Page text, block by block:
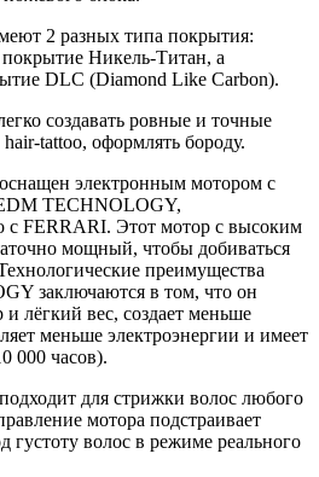
2 разных типа покрытия:
Никель-Титан, а
DLC (Diamond Like Carbon).
создавать ровные и точные
tattoo, оформлять бороду.
электронным мотором с
TECHNOLOGY,
с FERRARI. Этот мотор с высоким
мощный, чтобы добиваться
преимущества
заключаются в том, что он
лёгкий вес, создает меньше
меньше электроэнергии и имеет
000 часов).
для стрижки волос любого
мотора подстраивает
волос в режиме реального